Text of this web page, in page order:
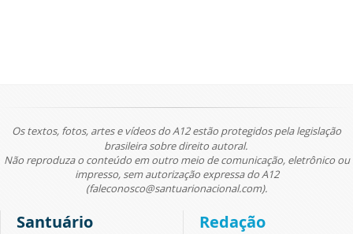
Os textos, fotos, artes e vídeos do A12 estão protegidos pela legislação
brasileira sobre direito autoral.
Não reproduza o conteúdo em outro meio de comunicação, eletrônico ou
impresso, sem autorização expressa do A12
(faleconosco@santuarionacional.com).
Santuário Redação